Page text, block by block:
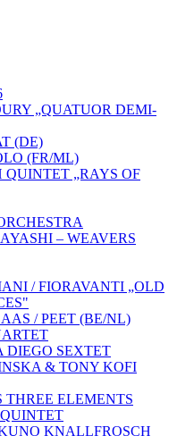
„QUATUOR DEMI-
(DE)
(FR/ML)
„RAYS OF
– WEAVERS
/ FIORAVANTI „OLD
/ PEET (BE/NL)
DIEGO SEXTET
& TONY KOFI
THREE ELEMENTS
KNALLFROSCH